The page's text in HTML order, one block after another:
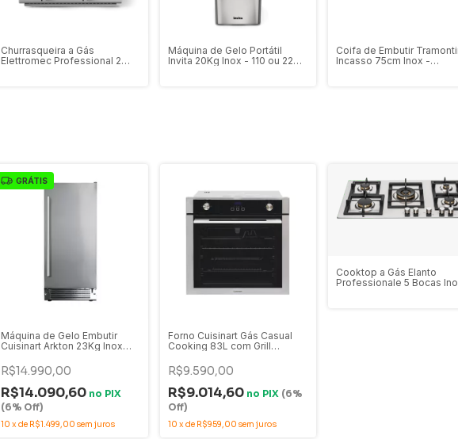
Churrasqueira a Gás
Elettromec Professional 2
Máquina de Gelo Portátil
Invita 20Kg Inox - 110 ou 220V
Coifa de Embutir
Incasso 75cm Inox -
GRÁTIS
Máquina de Gelo Embutir
Cuisinart Arkton 23Kg Inox
R$14.990,00
R$14.090,60 no PIX
(6% Off)
10 xde R$1.499,00 sem juros
Forno Cuisinart Gás Casual
Cooking 83L com Grill
4092740107
R$9.590,00
R$9.014,60 no PIX (6%
Off)
10 xde R$959,00 sem juros
Cooktop a Gás Elanto
Professionale 5 Bocas